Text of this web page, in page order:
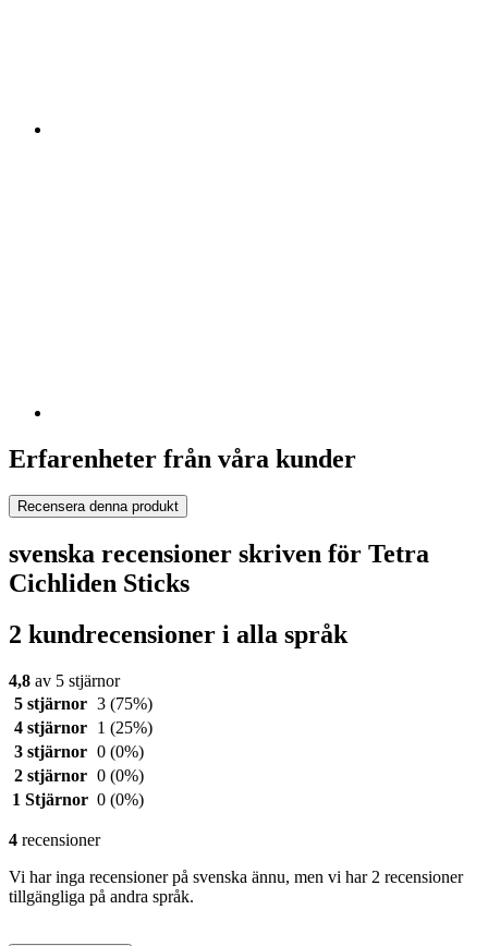
Erfarenheter från våra kunder
Recensera denna produkt
svenska recensioner skriven för Tetra
Cichliden Sticks
2 kundrecensioner i alla språk
4,8 av 5 stjärnor
5 stjärnor 3 (75%)
4 stjärnor
1 (25%)
3 stjärnor 0 (0%)
2 stjärnor 0 (0%)
1 Stjärnor 0 (0%)
4 recensioner
Vi har inga recensioner på svenska ännu, men vi har 2 recensioner
tillgängliga på andra språk.